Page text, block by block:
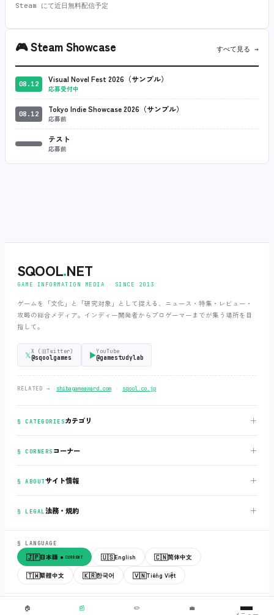
Steam にて近日無料配信予定
🎮Steam Showcase すべて見る →
08.12 Visual Novel Fest 2026（サンプル）
応募受付中
08.12 Tokyo Indie Showcase 2026（サンプル）
応募前
テスト
応募前
SQOOL.NET
GAME INFORMATION MEDIA ‧ SINCE 2013
ゲームを「文化」と「研究対象」として捉える、ニュース・特集・レビュー・
攻略の総合メディア。インディー開発者からプロゲーマーまでが集う場所を目
指して。
𝕏X (旧Twitter)
@sqoolgames ▶YouTube
@gamestudylab
RELATED → shibagameaward.com ‧ sqool.co.jp
§ CATEGORIESカテゴリ ＋
§ CORNERS コーナー ＋
§ ABOUTサイト情報 ＋
§ LEGAL法務・規約 ＋
§ LANGUAGE
🇯🇵日本語 ● CURRENT 🇺🇸English 🇨🇳简体中文
🇹🇼繁體中文 🇰🇷한국어 🇻🇳Tiếng Việt
© 2018-2026 sqool.co.jp ‧ All rights reserved. v3.0.0 build 20260505
🏠
📰
✏️
💼